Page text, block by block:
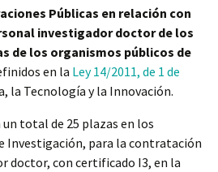
Públicas en relación con
investigador doctor de los
de los organismos públicos de
en la Ley 14/2011, de 1 de
la Tecnología y la Innovación.
total de 25 plazas en los
Investigación, para la contratación
doctor, con certificado I3, en la